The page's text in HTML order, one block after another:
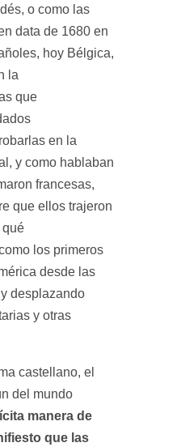
o como las
data de 1680 en
hoy Bélgica,
la
que
en la
y como hablaban
francesas,
que ellos trajeron
qué
los primeros
desde las
desplazando
y otras
castellano, el
del mundo
manera de
que las